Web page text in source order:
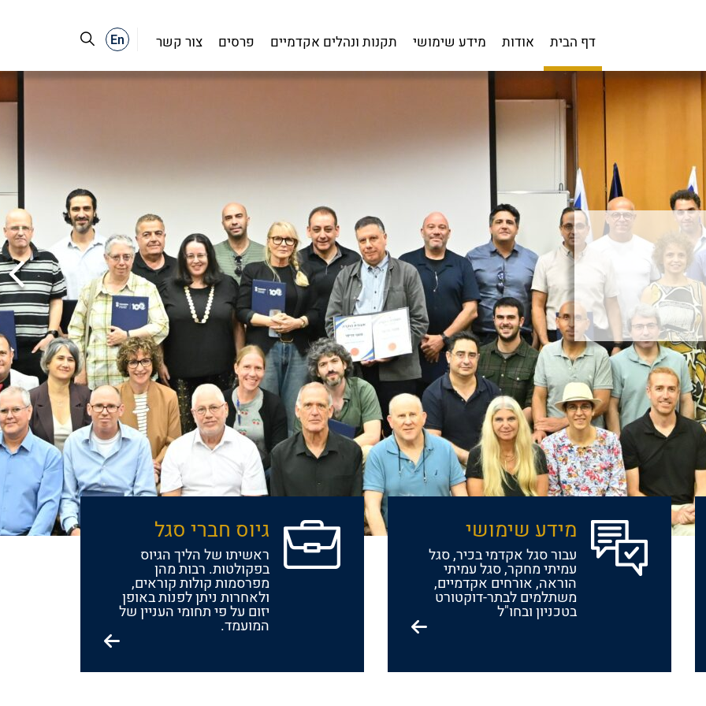
דף הבית אודות מידע שימושי תקנות ונהלים אקדמיים פרסים צור קשר En
בטכניון
מידע שימושי
עבור סגל אקדמי בכיר, סגל
עמיתי מחקר, סגל עמיתי
הוראה, אורחים אקדמיים,
משתלמים לבתר-דוקטורט
בטכניון ובחו"ל
גיוס חברי סגל
ראשיתו של הליך הגיוס
בפקולטות. רבות מהן
מפרסמות קולות קוראים,
ולאחרות ניתן לפנות באופן
יזום על פי תחומי העניין של
המועמד.